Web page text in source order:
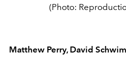
(Photo:
Matthew Perry, David